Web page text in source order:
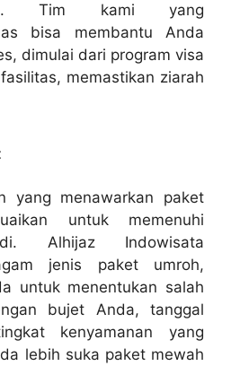
Tim kami yang
bisa membantu Anda
dimulai dari program visa
memastikan ziarah
yang menawarkan paket
untuk memenuhi
Alhijaz Indowisata
jenis paket umroh,
untuk menentukan salah
bujet Anda, tanggal
kenyamanan yang
lebih suka paket mewah